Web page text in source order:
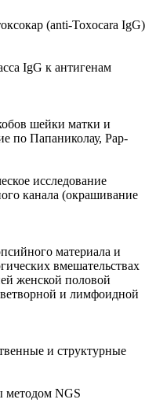
(anti-Toxocara IgG)
IgG к антигенам
шейки матки и
по Папаниколау, Рар-
исследование
канала (окрашивание
материала и
вмешательствах
женской половой
и лимфоидной
и структурные
методом NGS